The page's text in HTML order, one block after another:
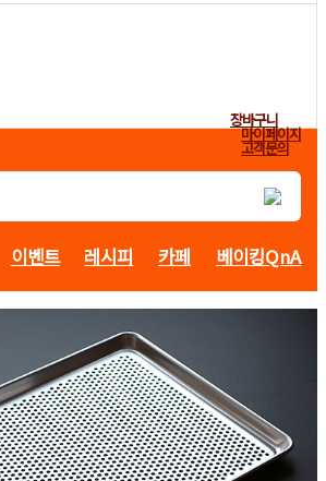
장바구니
마이페이지
고객문의
이벤트 레시피 카페 베이킹QnA